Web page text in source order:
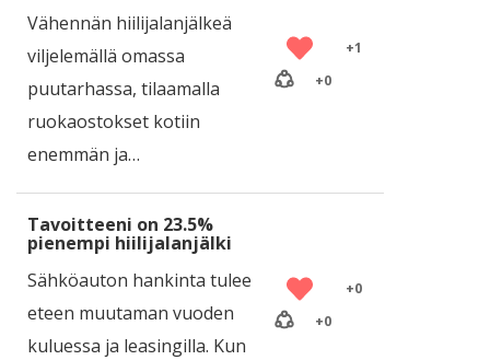
Vähennän hiilijalanjälkeä
viljelemällä omassa
puutarhassa, tilaamalla
ruokaostokset kotiin
enemmän ja…
+1
+0
Tavoitteeni on 23.5%
pienempi hiilijalanjälki
Sähköauton hankinta tulee
eteen muutaman vuoden
kuluessa ja leasingilla. Kun
+0
+0